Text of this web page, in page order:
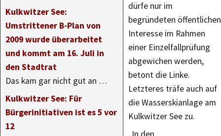
Kulkwitzer See:
Umstrittener B-Plan von
2009 wurde überarbeitet
und kommt am 16. Juli in
den Stadtrat
Das kam gar nicht gut an …
Kulkwitzer See: Für
Bürgerinitiativen ist es 5 vor
12
dürfe nur im
begründeten öffentlichen
Interesse im Rahmen
einer Einzelfallprüfung
abgewichen werden,
betont die Linke.
Letzteres träfe auch auf
die Wasserskianlage am
Kulkwitzer See zu.